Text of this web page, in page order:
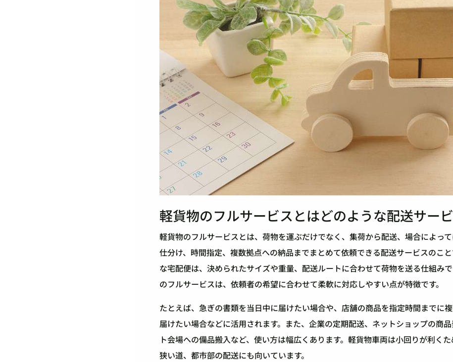
軽貨物のフルサービスとはどのような配送サー
軽貨物のフルサービスとは、荷物を運ぶだけでなく、集荷から配送、場合によっ
仕分け、時間指定、複数拠点への納品までまとめて依頼できる配送サービスのこ
な宅配便は、決められたサイズや重量、配送ルートに合わせて荷物を送る仕組み
のフルサービスは、依頼者の希望に合わせて柔軟に対応しやすい点が特徴です。
たとえば、急ぎの書類を当日中に届けたい場合や、店舗の商品を指定時間までに
届けたい場合などに活用されます。また、企業の定期配送、ネットショップの商
ト会場への備品搬入など、使い方は幅広くあります。軽貨物車両は小回りが利く
狭い道、都市部の配送にも向いています。